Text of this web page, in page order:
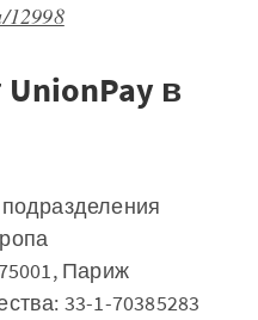
12998
в
Париж
33-1-70385283